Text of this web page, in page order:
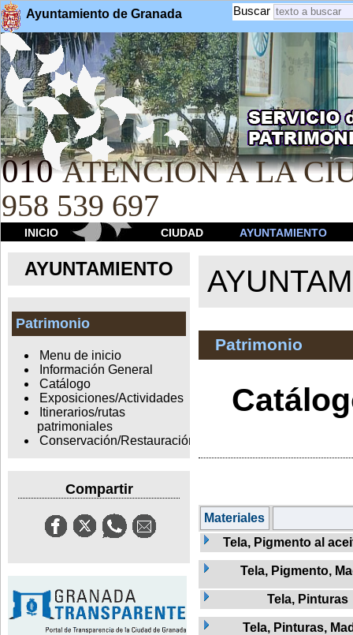
Ayuntamiento de Granada Buscar
010 ATENCION A LA
958 539 697
INICIO CIUDAD AYUNTAMIENTO
AYUNTAMIENTO
Patrimonio
Menu de inicio
Información General
Catálogo
Exposiciones/Actividades
Itinerarios/rutas
patrimoniales
Conservación/Restauración
Compartir
Patrimonio
Materiales
Tela, Pigmento al
Tela, Pigmento,
Tela, Pinturas
Tela, Pinturas,